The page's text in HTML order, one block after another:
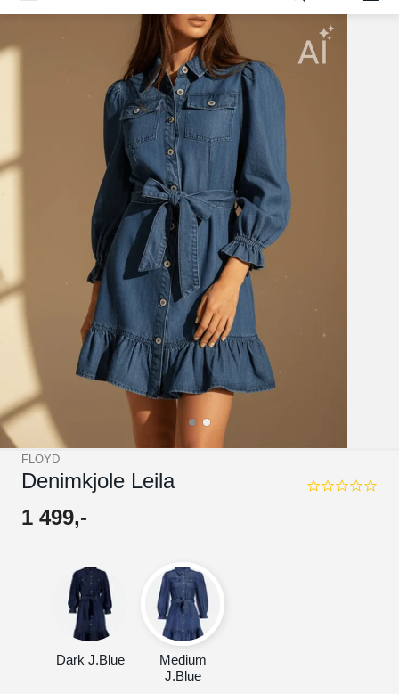
FLOYD
Denimkjole Leila
0.0
1 499,-
Dark J.Blue
Medium
J.Blue